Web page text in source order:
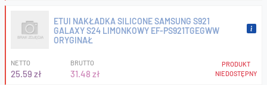
ETUI NAKŁADKA SILICONE SAMSUNG S921
GALAXY S24 LIMONKOWY EF-PS921TGEGWW
ORYGINAŁ
NETTO
25.59 zł
BRUTTO
31.48 zł
PRODUKT
NIEDOSTĘPNY